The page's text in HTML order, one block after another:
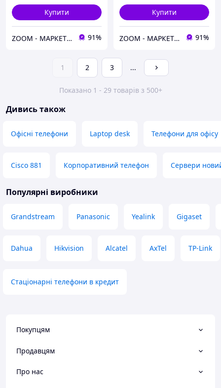
Купити
ZOOM - МАРКЕТ ЦИФРОВОЇ ТЕХНІКИ 91%
Купити
ZOOM - МАРКЕТ ЦИФРОВОЇ ТЕХНІКИ 91%
1 2 3 ...
Показано 1 - 29 товарів з 500+
Дивись також
Офісні телефони Laptop desk Телефони для офісу
Cisco 881 Корпоративний телефон Сервери
Популярні виробники
Grandstream Panasonic Yealink Gigaset
Dahua Hikvision Alcatel AxTel TP-Link
Стаціонарні телефони в кредит
Покупцям
Продавцям
Про нас